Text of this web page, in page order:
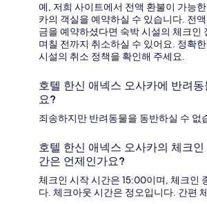
예, 저희 사이트에서 전액 환불이 가능
카의 객실을 예약하실 수 있습니다. 전
금을 예약하셨다면 숙박 시설의 체크인
며칠 전까지 취소하실 수 있어요. 정확
시설의 취소 정책을 확인해 주세요.
호텔 한신 애넥스 오사카에 반려
요?
죄송하지만 반려동물을 동반하실 수 없
호텔 한신 애넥스 오사카의 체크인
간은 언제인가요?
체크인 시작 시간은 15:00이며, 체크인
다. 체크아웃 시간은 정오입니다. 간편